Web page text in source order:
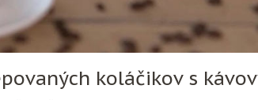
koláčikov s